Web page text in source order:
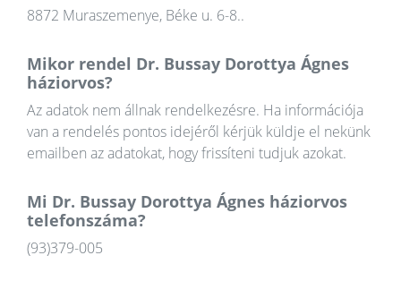
8872 Muraszemenye, Béke u. 6-8..
Mikor rendel Dr. Bussay Dorottya Ágnes
háziorvos?
Az adatok nem állnak rendelkezésre. Ha információja
van a rendelés pontos idejéről kérjük küldje el nekünk
emailben az adatokat, hogy frissíteni tudjuk azokat.
Mi Dr. Bussay Dorottya Ágnes háziorvos
telefonszáma?
(93)379-005